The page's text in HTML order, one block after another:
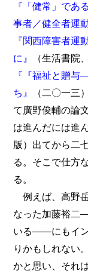
『「健常」で
事者／健全者運
『関西障害者
に』
（生活書院
『『福祉と贈
ち』
（二〇一三
て廣野俊輔の論
は進んだには進
版）出てから二
る。そこで仕方
る。
例えば、高野
なった加藤裕二
いる――にもイン
りかもしれない
かと思い、それ